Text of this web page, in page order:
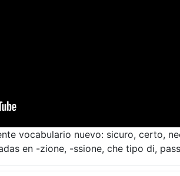
vocabulario nuevo: sicuro, certo,
en -zione, -ssione, che tipo di,